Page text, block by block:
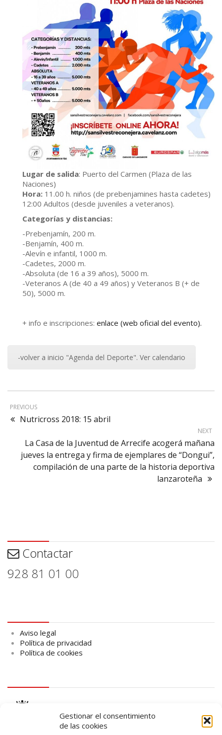
Gestionar el consentimiento
de las cookies
Lugar de salida: Puerto del Carmen (Plaza de las
Naciones)
Hora: 11.00 h. niños (de prebenjamines hasta cadetes)
12:00 Adultos (desde juveniles a veteranos).
Categorías y distancias:
-Prebenjamín, 200 m.
-Benjamín, 400 m.
-Alevín e infantil, 1000 m.
-Cadetes, 2000 m.
-Absoluta (de 16 a 39 años), 5000 m.
-Veteranos A (de 40 a 49 años) y Veteranos B (+ de
50), 5000 m.
+ info e inscripciones: enlace (web oficial del evento).
-volver a inicio "Agenda del Deporte". Ver calendario
PREVIOUS
Nutricross 2018: 15 abril
NEXT
La Casa de la Juventud de Arrecife acogerá mañana
jueves la entrega y firma de ejemplares de “Dongui”,
compilación de una parte de la historia deportiva
lanzaroteña
Contactar
928 81 01 00
Aviso legal
Política de privacidad
Política de cookies